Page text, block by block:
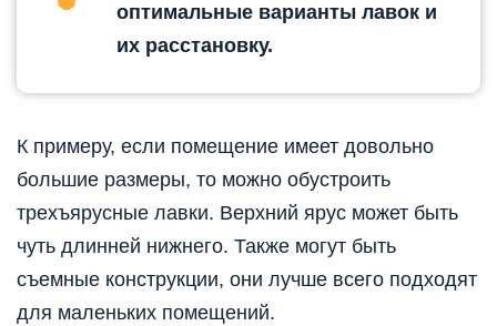
оптимальные варианты лавок и
их расстановку.
К примеру, если помещение имеет довольно
большие размеры, то можно обустроить
трехъярусные лавки. Верхний ярус может быть
чуть длинней нижнего. Также могут быть
съемные конструкции, они лучше всего подходят
для маленьких помещений.